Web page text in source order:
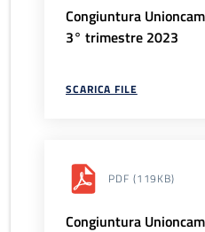
Congiuntura
3° trimestre 2023
SCARICA FILE
PDF (119KB)
Congiuntura